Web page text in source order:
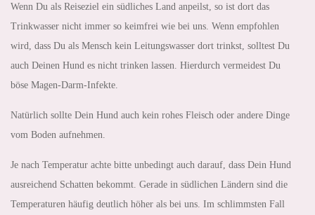
Wenn Du als Reiseziel ein südliches Land anpeilst, so ist dort das
Trinkwasser nicht immer so keimfrei wie bei uns. Wenn empfohlen
wird, dass Du als Mensch kein Leitungswasser dort trinkst, solltest Du
auch Deinen Hund es nicht trinken lassen. Hierdurch vermeidest Du
böse Magen-Darm-Infekte.
Natürlich sollte Dein Hund auch kein rohes Fleisch oder andere Dinge
vom Boden aufnehmen.
Je nach Temperatur achte bitte unbedingt auch darauf, dass Dein Hund
ausreichend Schatten bekommt. Gerade in südlichen Ländern sind die
Temperaturen häufig deutlich höher als bei uns. Im schlimmsten Fall